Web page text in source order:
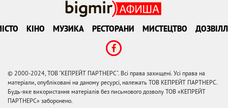
КІНО МУЗИКА РЕСТОРАНИ МИСТЕЦТВО
© 2000-2024, ТОВ "КЕПРЕЙТ ПАРТНЕРС". Всі права захищені. Усі права на
матеріали, опубліковані на даному ресурсі, належать ТОВ КЕПРЕЙТ ПАРТНЕРС.
Будь-яке використання матеріалів без письмового дозволу ТОВ «КЕПРЕЙТ
ПАРТНЕРС» заборонено.